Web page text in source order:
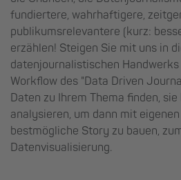
fundiertere, wahrhaftigere,
publikumsrelevantere (kurz:
erzählen! Steigen Sie mit uns in
datenjournalistischen
Workflow des "Data Driven
Daten zu Ihrem Thema finden,
analysieren, um dann mit
bestmögliche Story zu bauen,
Datenvisualisierung.